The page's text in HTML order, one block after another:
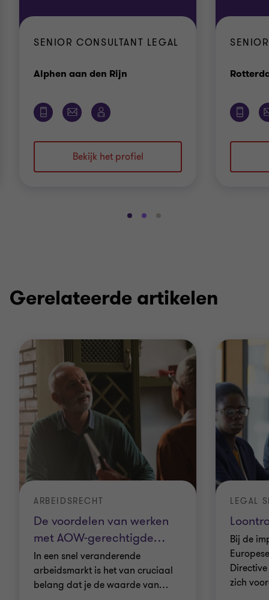
SENIOR CONSULTANT LEGAL
Alphen aan den Rijn
Bekijk het profiel
GaGaGa
Gerelateerde artikelen
De voordelen van werken
met AOW-gerechtigde…
ARBEIDSRECHT
In een snel veranderende
arbeidsmarkt is het van cruciaal
belang dat je de waarde van…
LEGAL
Bij de
zich